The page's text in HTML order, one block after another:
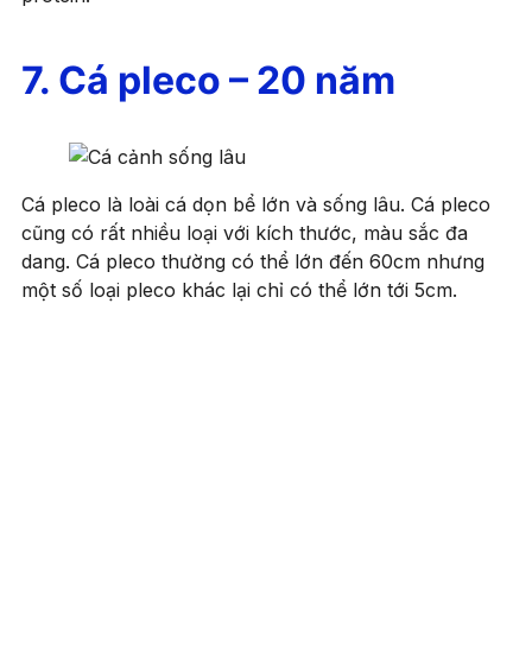
7. Cá pleco – 20 năm
Cá pleco là loài cá dọn bể lớn và sống lâu. Cá pleco
cũng có rất nhiều loại với kích thước, màu sắc đa
dang. Cá pleco thường có thể lớn đến 60cm nhưng
một số loại pleco khác lại chỉ có thể lớn tới 5cm.